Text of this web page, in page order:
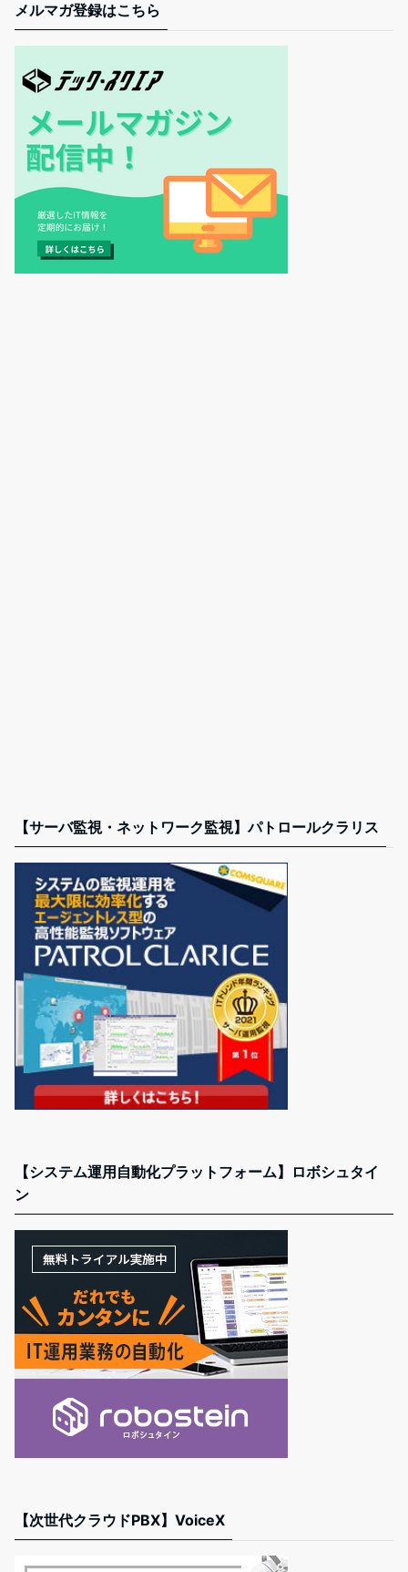
メルマガ登録はこちら
【サーバ監視・ネットワーク監視】パトロールクラリス
【システム運用自動化プラットフォーム】ロボシュタイ
ン
【次世代クラウドPBX】VoiceX